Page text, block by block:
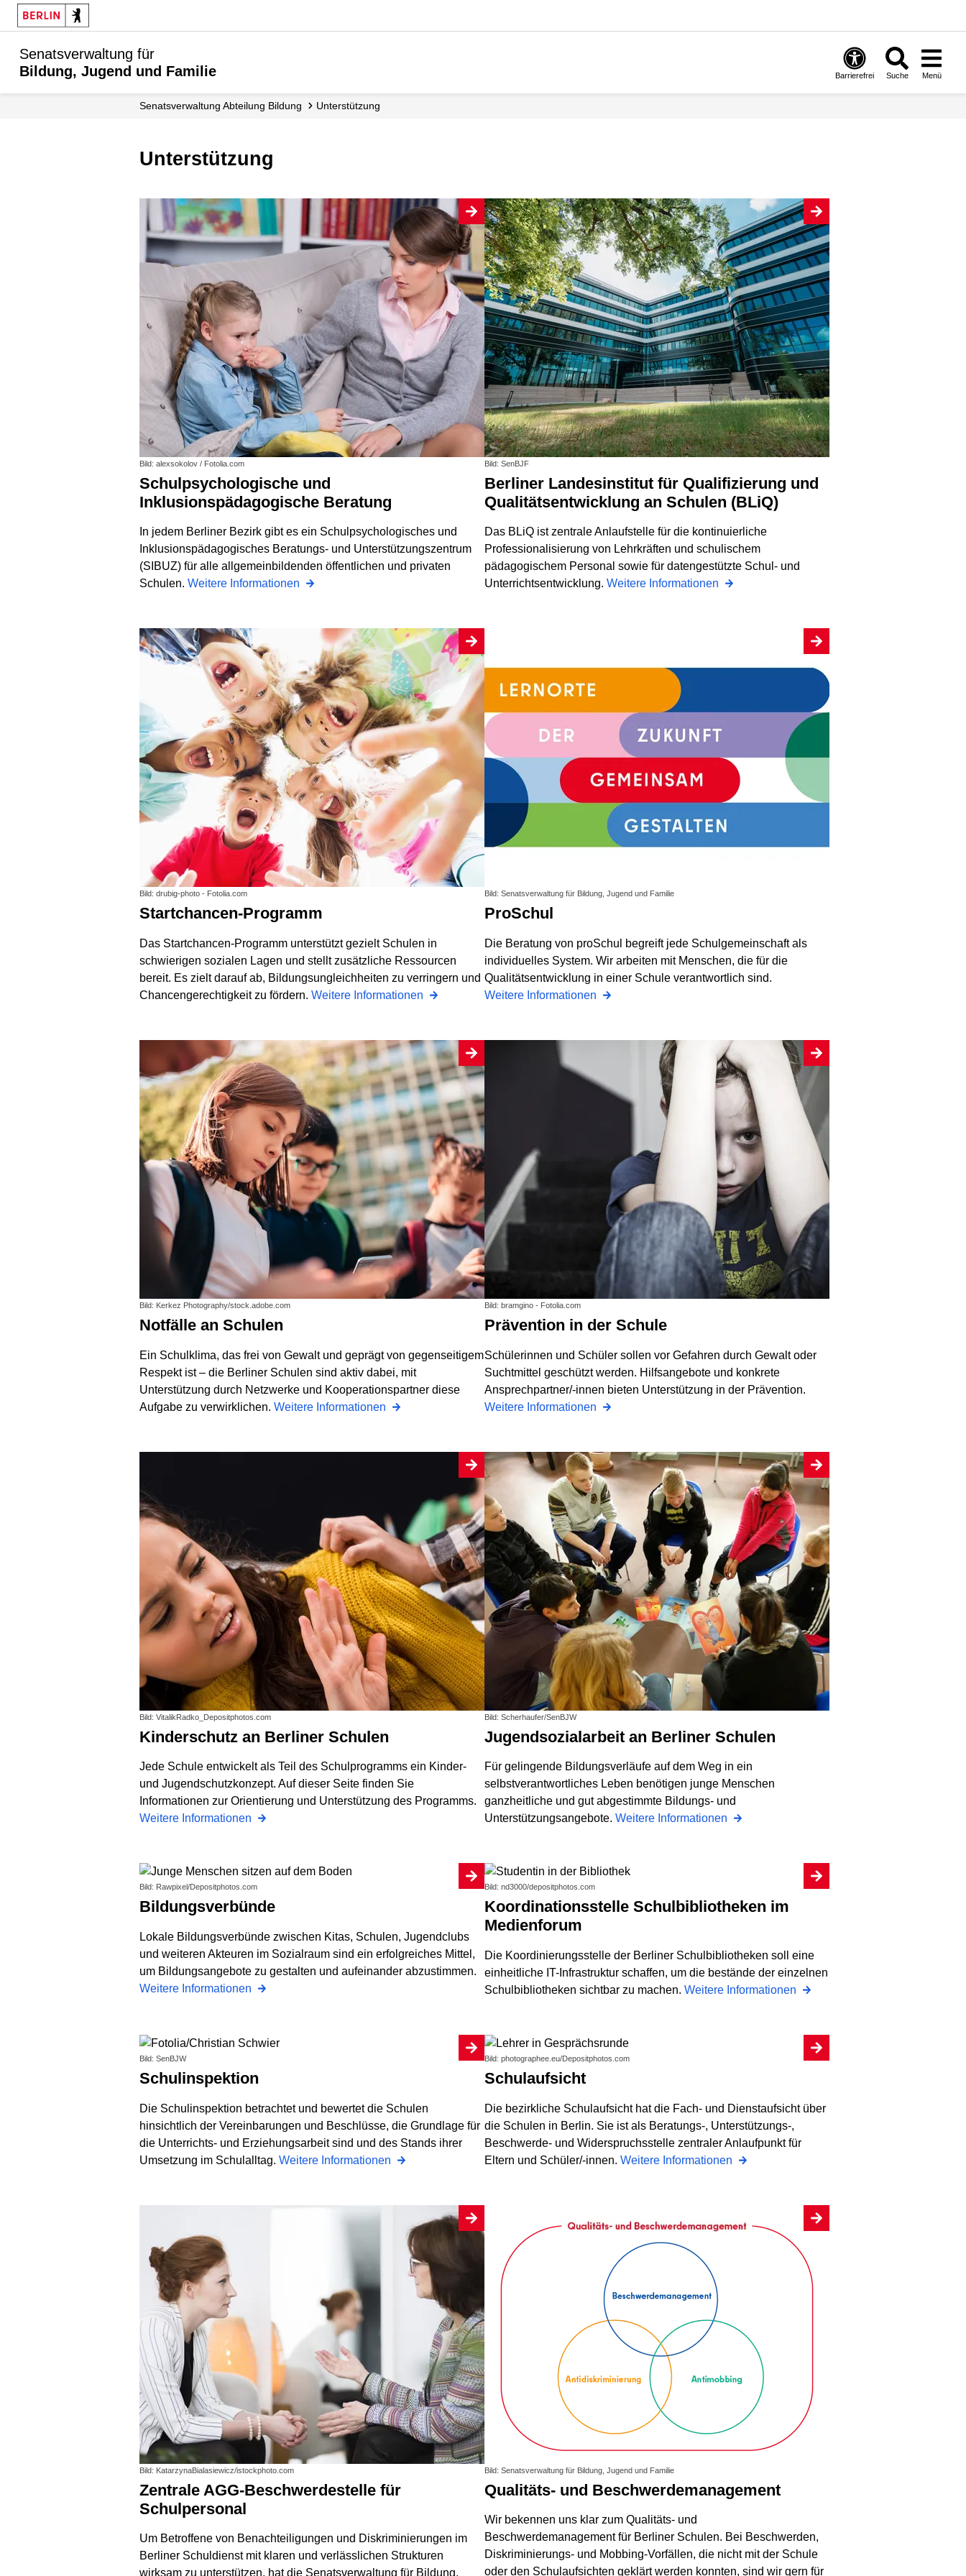
Senatsverwaltung für
Bildung, Jugend und Familie
Barrierefrei Suche Menü
Senats­verwaltung Abteilung Bildung Unterstützung
Unterstützung
Bild: alexsokolov / Fotolia.com
Schulpsychologische und
Inklusionspädagogische Beratung
In jedem Berliner Bezirk gibt es ein Schulpsychologisches und
Inklusionspädagogisches Beratungs- und Unterstützungszentrum
(SIBUZ) für alle allgemeinbildenden öffentlichen und privaten
Schulen. Weitere Informationen
Bild: SenBJF
Berliner Landesinstitut für Qualifizierung und
Qualitätsentwicklung an Schulen (BLiQ)
Das BLiQ ist zentrale Anlaufstelle für die kontinuierliche
Professionalisierung von Lehrkräften und schulischem
pädagogischem Personal sowie für datengestützte Schul- und
Unterrichtsentwicklung. Weitere Informationen
Bild: drubig-photo - Fotolia.com
Startchancen-Programm
Das Startchancen-Programm unterstützt gezielt Schulen in
schwierigen sozialen Lagen und stellt zusätzliche Ressourcen
bereit. Es zielt darauf ab, Bildungsungleichheiten zu verringern und
Chancengerechtigkeit zu fördern. Weitere Informationen
Bild: Senatsverwaltung für Bildung, Jugend und Familie
proSchul
Die Beratung von proSchul begreift jede Schulgemeinschaft als
individuelles System. Wir arbeiten mit Menschen, die für die
Qualitätsentwicklung in einer Schule verantwortlich sind.
Weitere Informationen
Bild: Kerkez Photography/stock.adobe.com
Notfälle an Schulen
Ein Schulklima, das frei von Gewalt und geprägt von gegenseitigem
Respekt ist – die Berliner Schulen sind aktiv dabei, mit
Unterstützung durch Netzwerke und Kooperationspartner diese
Aufgabe zu verwirklichen. Weitere Informationen
Bild: bramgino - Fotolia.com
Prävention in der Schule
Schülerinnen und Schüler sollen vor Gefahren durch Gewalt oder
Suchtmittel geschützt werden. Hilfsangebote und konkrete
Ansprechpartner/-innen bieten Unterstützung in der Prävention.
Weitere Informationen
Bild: VitalikRadko_Depositphotos.com
Kinderschutz an Berliner Schulen
Jede Schule entwickelt als Teil des Schulprogramms ein Kinder-
und Jugendschutzkonzept. Auf dieser Seite finden Sie
Informationen zur Orientierung und Unterstützung des Programms.
Weitere Informationen
Bild: Scherhaufer/SenBJW
Jugendsozialarbeit an Berliner Schulen
Für gelingende Bildungsverläufe auf dem Weg in ein
selbstverantwortliches Leben benötigen junge Menschen
ganzheitliche und gut abgestimmte Bildungs- und
Unterstützungsangebote. Weitere Informationen
Bild: Rawpixel/Depositphotos.com
Bildungsverbünde
Lokale Bildungsverbünde zwischen Kitas, Schulen, Jugendclubs
und weiteren Akteuren im Sozialraum sind ein erfolgreiches Mittel,
um Bildungsangebote zu gestalten und aufeinander abzustimmen.
Weitere Informationen
Bild: nd3000/depositphotos.com
Koordinationsstelle Schulbibliotheken im
Medienforum
Die Koordinierungsstelle der Berliner Schulbibliotheken soll eine
einheitliche IT-Infrastruktur schaffen, um die bestände der einzelnen
Schulbibliotheken sichtbar zu machen. Weitere Informationen
Bild: SenBJW
Schulinspektion
Die Schulinspektion betrachtet und bewertet die Schulen
hinsichtlich der Vereinbarungen und Beschlüsse, die Grundlage für
die Unterrichts- und Erziehungsarbeit sind und des Stands ihrer
Umsetzung im Schulalltag. Weitere Informationen
Bild: photographee.eu/Depositphotos.com
Schulaufsicht
Die bezirkliche Schulaufsicht hat die Fach- und Dienstaufsicht über
die Schulen in Berlin. Sie ist als Beratungs-, Unterstützungs-,
Beschwerde- und Widerspruchsstelle zentraler Anlaufpunkt für
Eltern und Schüler/-innen. Weitere Informationen
Bild: KatarzynaBialasiewicz/istockphoto.com
Zentrale AGG-Beschwerdestelle für
Schulpersonal
Um Betroffene von Benachteiligungen und Diskriminierungen im
Berliner Schuldienst mit klaren und verlässlichen Strukturen
wirksam zu unterstützen, hat die Senatsverwaltung für Bildung,
Bild: Senatsverwaltung für Bildung, Jugend und Familie
Qualitäts- und Beschwerdemanagement
Wir bekennen uns klar zum Qualitäts- und
Beschwerdemanagement für Berliner Schulen. Bei Beschwerden,
Diskriminierungs- und Mobbing-Vorfällen, die nicht mit der Schule
oder den Schulaufsichten geklärt werden konnten, sind wir gern für